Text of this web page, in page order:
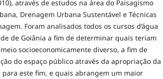
através de estudos na área do Paisagismo
Drenagem Urbana Sustentável e Técnicas
Foram analisados todos os cursos d’água
de Goiânia a fim de determinar quais teriam
socioeconomicamente diverso, a fim de
do espaço público através da apropriação da
para este fim, e quais abrangem um maior